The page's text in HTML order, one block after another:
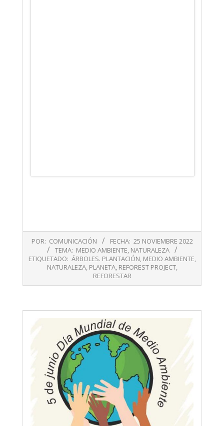
11-
25
POR: COMUNICACIÓN FECHA: 25 NOVIEMBRE 2022
TEMA: MEDIO AMBIENTE, NATURALEZA
ETIQUETADO: ÁRBOLES. PLANTACIÓN, MEDIO AMBIENTE,
NATURALEZA, PLANETA, REFOREST PROJECT,
REFORESTAR